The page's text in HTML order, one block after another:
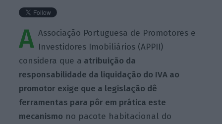
A Associação Portuguesa de Promotores e
Investidores Imobiliários (APPII)
considera que a atribuição da
responsabilidade da liquidação do IVA ao
promotor exige que a legislação dê
ferramentas para pôr em prática este
mecanismo no pacote habitacional do